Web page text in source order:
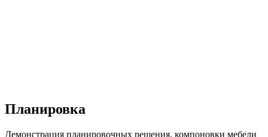
Планировка
Демонстрация планировочных решения, компоновки мебели